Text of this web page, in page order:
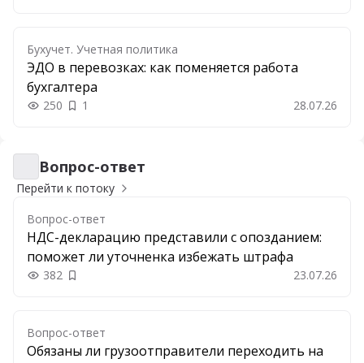
Бухучет. Учетная политика
ЭДО в перевозках: как поменяется работа
бухгалтера
250 1 28.07.26
Вопрос-ответ
Вопрос-ответ
Перейти к потоку
Вопрос-ответ
НДС-декларацию представили с опозданием:
поможет ли уточненка избежать штрафа
382 Добавить в закладки 23.07.26
Вопрос-ответ
Обязаны ли грузоотправители переходить на